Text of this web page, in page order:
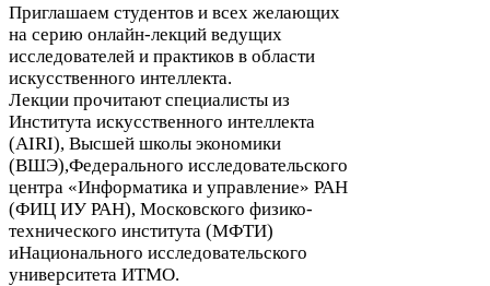
Приглашаем студентов и всех желающих
на серию онлайн-​лекций ведущих
исследователей и практиков в области
искусственного интеллекта.
Лекции прочитают специалисты из
Института искусственного интеллекта
(AIRI), Высшей школы экономики
(ВШЭ),Федерального исследовательского
центра «Информатика и управление» РАН
(ФИЦ ИУ РАН), Московского физико-​
технического института (МФТИ)
иНационального исследовательского
университета ИТМО.